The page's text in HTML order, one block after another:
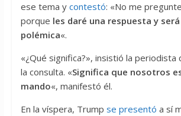
ese tema y contestó: «No me
porque les daré una respuesta y
polémica«.
«¿Qué significa?», insistió la periodista
la consulta. «Significa que nosotros
mando«, manifestó él.
En la víspera, Trump se presentó a sí